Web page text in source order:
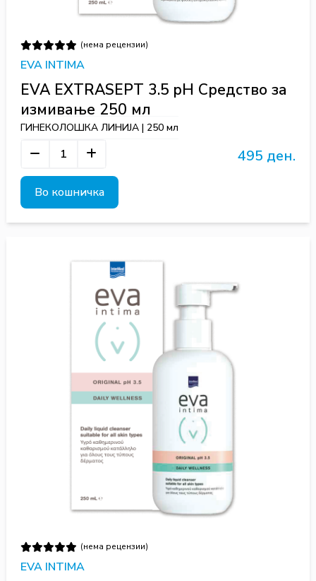
(нема рецензии)
EVA INTIMA
EVA EXTRASEPT 3.5 pH Средство за
измивање 250 мл
ГИНЕКОЛОШКА ЛИНИЈА | 250 мл
495 ден.
Во кошничка
(нема рецензии)
EVA INTIMA